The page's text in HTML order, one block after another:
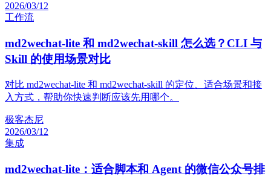
2026/03/12
工作流
md2wechat-lite 和 md2wechat-skill 怎么选？CLI 与
Skill 的使用场景对比
对比 md2wechat-lite 和 md2wechat-skill 的定位、适合场景和接
入方式，帮助你快速判断应该先用哪个。
极客杰尼
2026/03/12
集成
md2wechat-lite：适合脚本和 Agent 的微信公众号排